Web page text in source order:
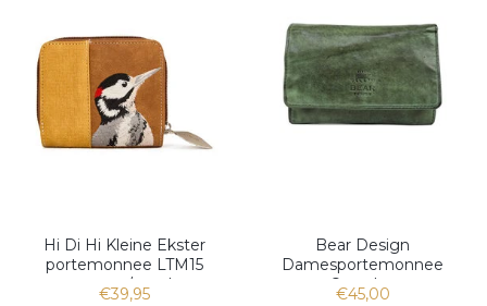
Hi Di Hi Kleine Ekster
portemonnee LTM15
cognac/peach
€39,95
Bear Design
Damesportemonnee
Overslag
€45,00